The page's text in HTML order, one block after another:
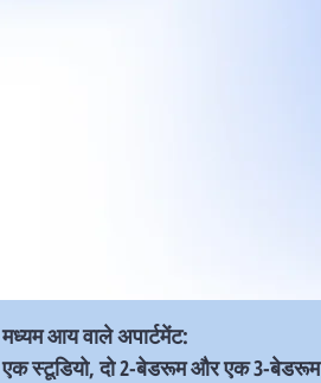
मध्यम आय वाले अपार्टमेंट:
एक स्टूडियो, दो 2-बेडरूम और एक 3-बेडरूम